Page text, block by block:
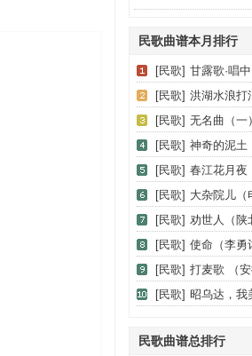
民歌曲谱本月排行
[民歌] 甘露歌·唱
[民歌] 洪湖水浪打
[民歌] 无名曲（一
第十一套《我亲爱
[民歌] 神奇的泥土
[民歌] 春江花月夜
[民歌] 大杂院儿（
[民歌] 劝世人（陕
[民歌] 使命（李勇
[民歌] 打麦歌 （安
[民歌] 昭乌达，我
民歌曲谱总排行